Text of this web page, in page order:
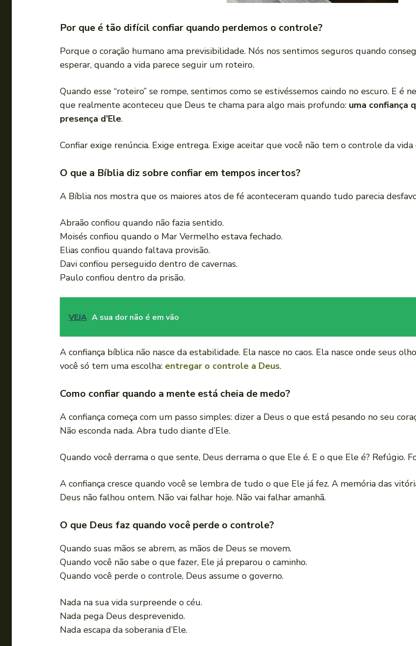
Por que é tão difícil confiar quando perdemos o controle?
Porque o coração humano ama previsibilidade. Nós nos sentimos seguros quando
esperar, quando a vida parece seguir um roteiro.
Quando esse “roteiro” se rompe, sentimos como se estivéssemos caindo no escuro. E é
que realmente aconteceu que Deus te chama para algo mais profundo: uma confiança
presença d’Ele.
Confiar exige renúncia. Exige entrega. Exige aceitar que você não tem o controle da
O que a Bíblia diz sobre confiar em tempos incertos?
A Bíblia nos mostra que os maiores atos de fé aconteceram quando tudo parecia
Abraão confiou quando não fazia sentido.
Moisés confiou quando o Mar Vermelho estava fechado.
Elias confiou quando faltava provisão.
Davi confiou perseguido dentro de cavernas.
Paulo confiou dentro da prisão.
VEJA A sua dor não é em vão
A confiança bíblica não nasce da estabilidade. Ela nasce no caos. Ela nasce onde seus
você só tem uma escolha: entregar o controle a Deus.
Como confiar quando a mente está cheia de medo?
A confiança começa com um passo simples: dizer a Deus o que está pesando no seu
Não esconda nada. Abra tudo diante d’Ele.
Quando você derrama o que sente, Deus derrama o que Ele é. E o que Ele é? Refúgio.
A confiança cresce quando você se lembra de tudo o que Ele já fez. A memória das
Deus não falhou ontem. Não vai falhar hoje. Não vai falhar amanhã.
O que Deus faz quando você perde o controle?
Quando suas mãos se abrem, as mãos de Deus se movem.
Quando você não sabe o que fazer, Ele já preparou o caminho.
Quando você perde o controle, Deus assume o governo.
Nada na sua vida surpreende o céu.
Nada pega Deus desprevenido.
Nada escapa da soberania d’Ele.